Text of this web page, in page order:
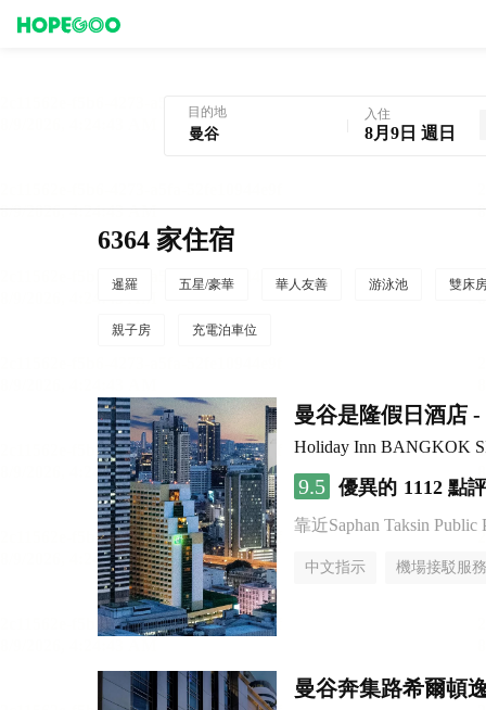
目的地 入住
8月9日 週日
6364 家住宿
暹羅 五星/豪華 華人友善 游泳池 雙床
親子房 充電泊車位
曼谷是隆假日酒店
Holiday Inn BANGKOK
9.5 優異的 1112 點評
靠近Saphan Taksin Public
中文指示 機場接駁服務
曼谷奔集路希爾頓